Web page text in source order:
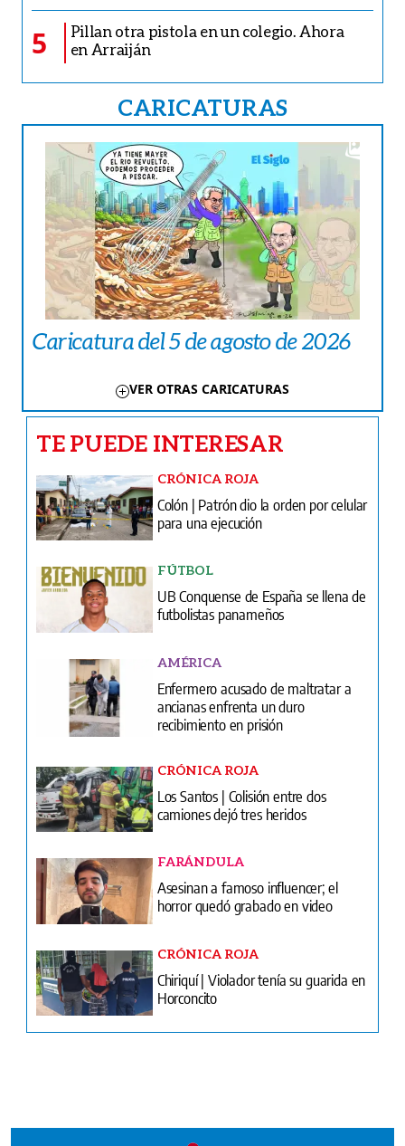
5
Pillan otra pistola en un colegio. Ahora
en Arraiján
CARICATURAS
Caricatura del 5 de agosto de 2026
VER OTRAS CARICATURAS
TE PUEDE INTERESAR
CRÓNICA ROJA
Colón | Patrón dio la orden por celular
para una ejecución
FÚTBOL
UB Conquense de España se llena de
futbolistas panameños
AMÉRICA
Enfermero acusado de maltratar a
ancianas enfrenta un duro
recibimiento en prisión
CRÓNICA ROJA
Los Santos | Colisión entre dos
camiones dejó tres heridos
FARÁNDULA
Asesinan a famoso influencer; el
horror quedó grabado en video
CRÓNICA ROJA
Chiriquí | Violador tenía su guarida en
Horconcito